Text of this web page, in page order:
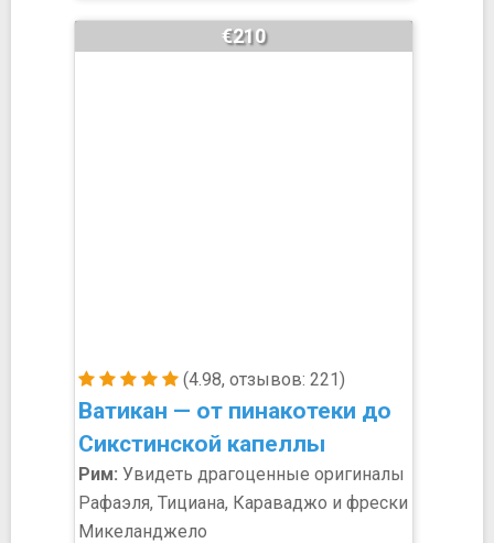
(4.98, отзывов: 221)
Ватикан — от пинакотеки до
Сикстинской капеллы
€210
Рим: Увидеть драгоценные оригиналы
Рафаэля, Тициана, Караваджо и фрески
Микеланджело